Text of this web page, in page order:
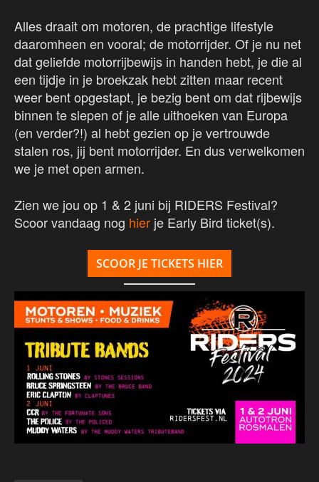
Alles draait om motoren, de prachtige lifestyle
daaromheen en vooral; de motorrijder. Of je nu net
dat geliefde motorrijbewijs in handen hebt, je die al
een tijdje in je broekzak hebt zitten maar recent
weer bent opgestapt, je bezig bent om dat rijbewijs
binnen te slepen of je alle uithoeken van Europa
(en verder?!) al hebt gezien op je vertrouwde
stalen ros, jij bent motorrijder. En dus verwelkomen
we je met open armen.
Zien we jou op 1 & 2 juni bij RIDERS Festival?
Scoor vandaag nog hier je Early Bird ticket(s).
SCOOR JE TICKETS HIER